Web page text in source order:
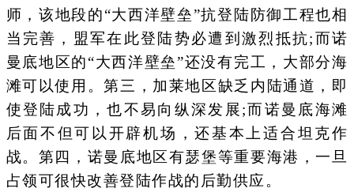
师，该地段的“大西洋壁垒”抗登陆防御工程也相
当完善，盟军在此登陆势必遭到激烈抵抗;而诺
曼底地区的“大西洋壁垒”还没有完工，大部分海
滩可以使用。第三，加莱地区缺乏内陆通道，即
使登陆成功，也不易向纵深发展;而诺曼底海滩
后面不但可以开辟机场，还基本上适合坦克作
战。第四，诺曼底地区有瑟堡等重要海港，一旦
占领可很快改善登陆作战的后勤供应。